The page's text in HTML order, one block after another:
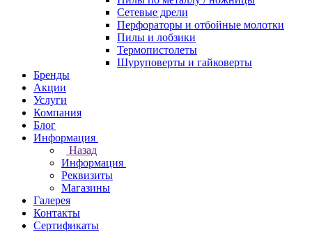
Сетевые дрели
Перфораторы и отбойные молотки
Пилы и лобзики
Термопистолеты
Шуруповерты и гайковерты
Бренды
Акции
Услуги
Компания
Блог
Информация
Назад
Информация
Реквизиты
Магазины
Галерея
Контакты
Сертификаты